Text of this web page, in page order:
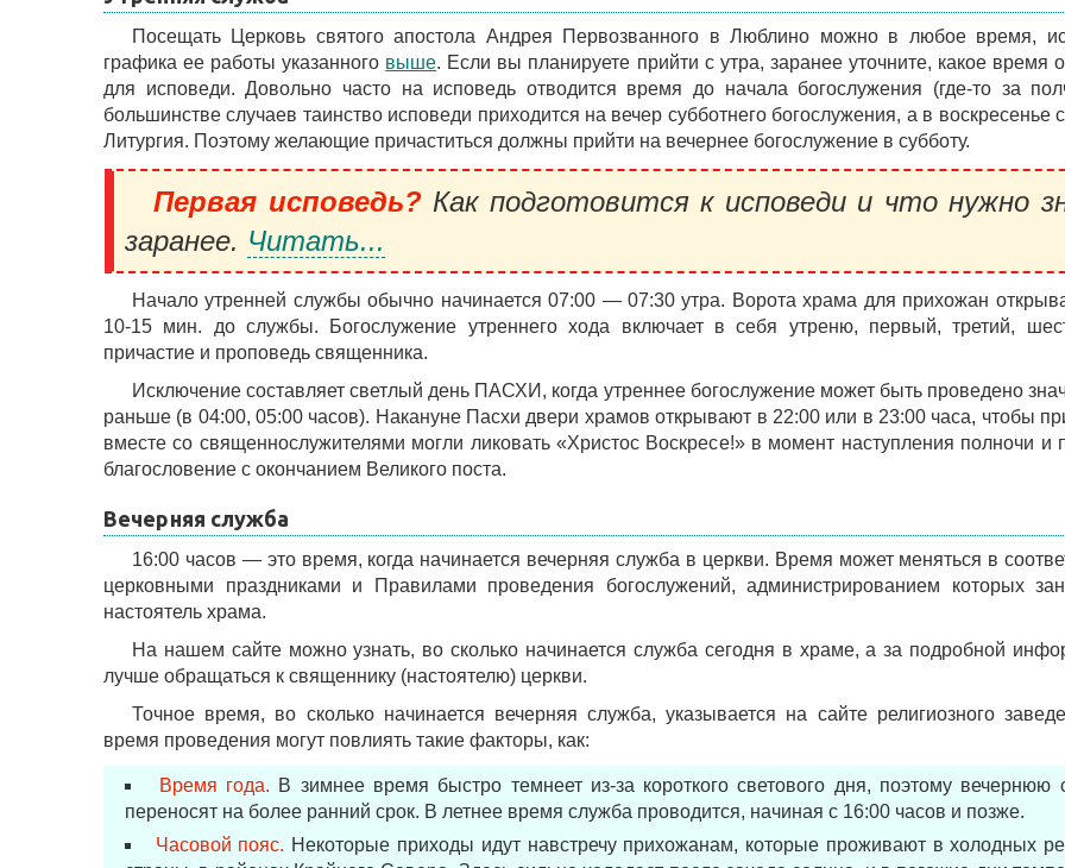
Посещать Церковь святого апостола Андрея Первозванного в Люблино можно в любое время,
графика ее работы указанного выше. Если вы планируете прийти с утра, заранее уточните, какое время
для исповеди. Довольно часто на исповедь отводится время до начала богослужения (где-то за
большинстве случаев таинство исповеди приходится на вечер субботнего богослужения, а в воскресенье
Литургия. Поэтому желающие причаститься должны прийти на вечернее богослужение в субботу.
Первая исповедь?Как подготовится к исповеди и что нужно
заранее. Читать...
Начало утренней службы обычно начинается 07:00 — 07:30 утра. Ворота храма для прихожан
10-15 мин. до службы. Богослужение утреннего хода включает в себя утреню, первый, третий,
причастие и проповедь священника.
Исключение составляет светлый день ПАСХИ, когда утреннее богослужение может быть проведено
раньше (в 04:00, 05:00 часов). Накануне Пасхи двери храмов открывают в 22:00 или в 23:00 часа, чтобы
вместе со священнослужителями могли ликовать «Христос Воскресе!» в момент наступления полночи и
благословение с окончанием Великого поста.
Вечерняя служба
16:00 часов — это время, когда начинается вечерняя служба в церкви. Время может меняться в
церковными праздниками и Правилами проведения богослужений, администрированием которых
настоятель храма.
На нашем сайте можно узнать, во сколько начинается служба сегодня в храме, а за подробной
лучше обращаться к священнику (настоятелю) церкви.
Точное время, во сколько начинается вечерняя служба, указывается на сайте религиозного
время проведения могут повлиять такие факторы, как:
Время года. В зимнее время быстро темнеет из-за короткого светового дня, поэтому вечернюю
переносят на более ранний срок. В летнее время служба проводится, начиная с 16:00 часов и позже.
Часовой пояс. Некоторые приходы идут навстречу прихожанам, которые проживают в холодных